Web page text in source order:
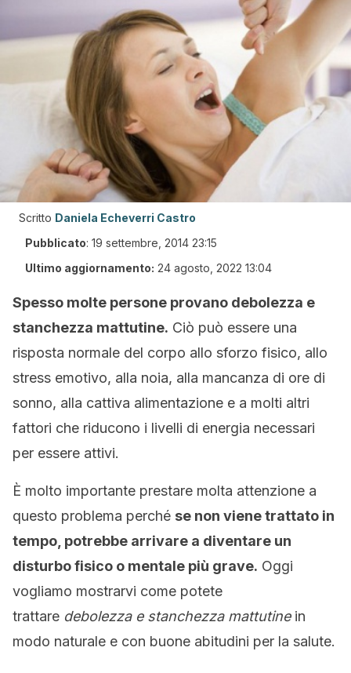
Scritto Daniela Echeverri Castro
Pubblicato: 19 settembre, 2014 23:15
Ultimo aggiornamento: 24 agosto, 2022 13:04
Spesso molte persone provano debolezza e
stanchezza mattutine. Ciò può essere una
risposta normale del corpo allo sforzo fisico, allo
stress emotivo, alla noia, alla mancanza di ore di
sonno, alla cattiva alimentazione e a molti altri
fattori che riducono i livelli di energia necessari
per essere attivi.
È molto importante prestare molta attenzione a
questo problema perché se non viene trattato in
tempo, potrebbe arrivare a diventare un
disturbo fisico o mentale più grave. Oggi
vogliamo mostrarvi come potete
trattare debolezza e stanchezza mattutinein
modo naturale e con buone abitudini per la salute.